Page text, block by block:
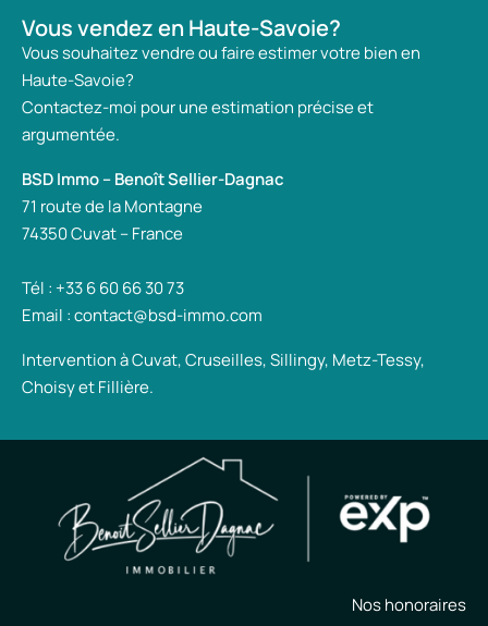
Vous vendez en Haute-Savoie?
Vous souhaitez vendre ou faire estimer votre bien en
Haute-Savoie?
Contactez-moi pour une estimation précise et
argumentée.
BSD Immo – Benoît Sellier-Dagnac
71 route de la Montagne
74350 Cuvat – France
Tél : +33 6 60 66 30 73
Email : contact@bsd-immo.com
Intervention à Cuvat, Cruseilles, Sillingy, Metz-Tessy,
Choisy et Fillière.
Nos honoraires